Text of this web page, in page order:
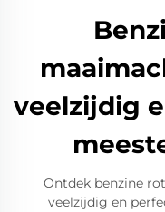
veelzijdig
Ontdek benzine
veelzijdig en